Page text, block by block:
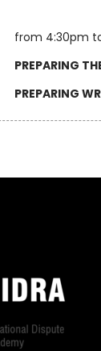
from 4:30pm
PREPARING
PREPARING